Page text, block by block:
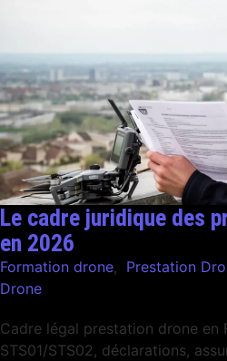
Le cadre juridique des
en 2026
Formation drone, Prestation
Drone
Cadre légal prestation drone en
STS01/STS02, déclarations,